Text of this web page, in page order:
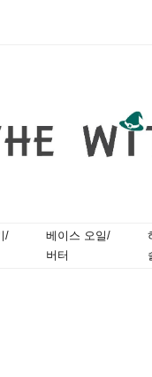
/
베이스 오일/
버터